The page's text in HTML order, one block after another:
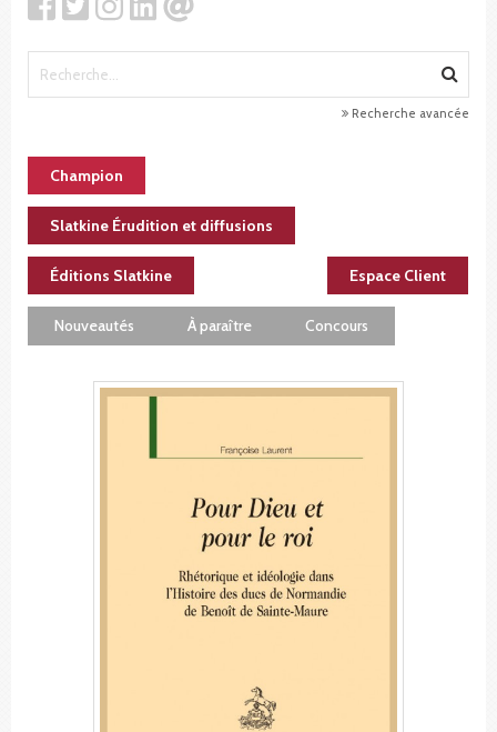
Recherche avancée
Champion
Slatkine Érudition et diffusions
Éditions Slatkine Espace Client
Nouveautés À paraître Concours